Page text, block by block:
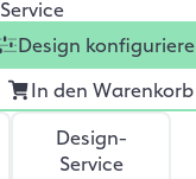
Service
Design
In den Warenkorb
Design-
Service